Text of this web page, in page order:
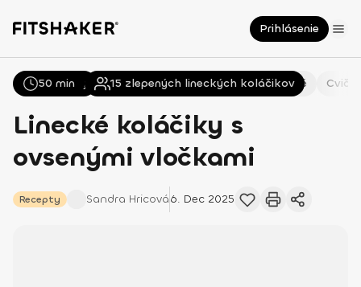
Prihlásenie
Všetky Recepty Zdravie Všeobecné
Linecké koláčiky s
ovsenými vločkami
Recepty Sandra Hricová6. Dec 2025
50 min 15 zlepených lineckých koláčikov